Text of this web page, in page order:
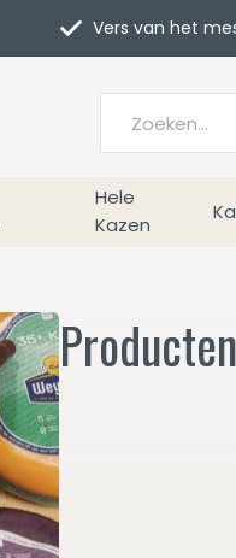
Hele
Kazen
Vers van het mes